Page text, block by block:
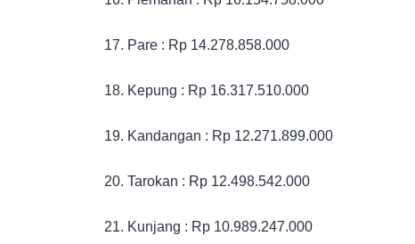
17. Pare : Rp 14.278.858.000
18. Kepung : Rp 16.317.510.000
19. Kandangan : Rp 12.271.899.000
20. Tarokan : Rp 12.498.542.000
21. Kunjang : Rp 10.989.247.000